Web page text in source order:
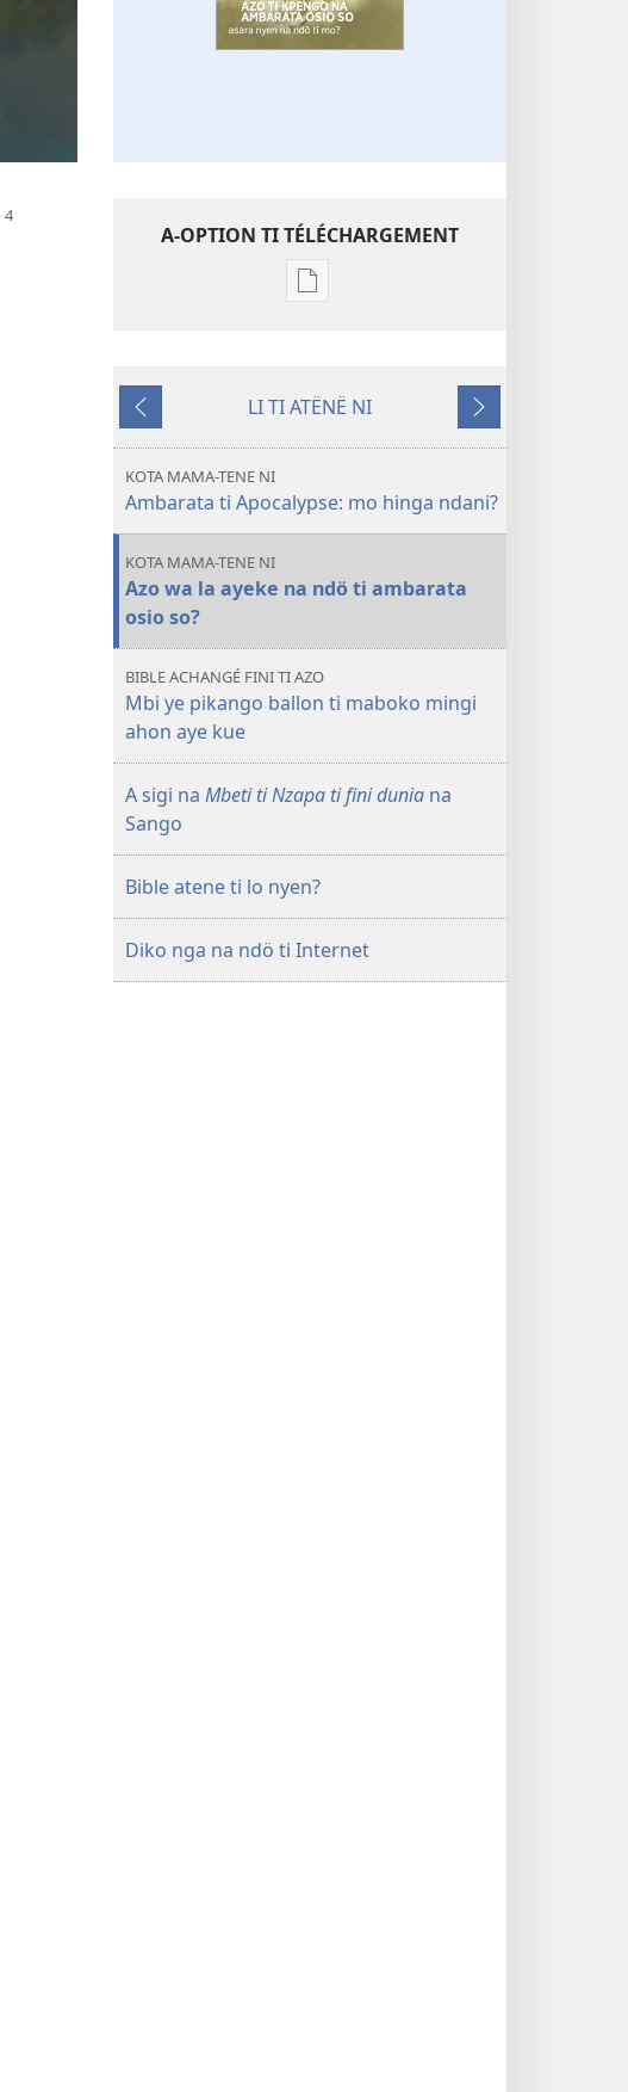
A-OPTION TI TÉLÉCHARGEMENT
A-
ti
TI
BA
Azo
na
ambarata
asara
nyen
ti
mo?
kozo
LI TI ATËNË NI
Ti
peko
KOTA MAMA-TENE NI
Ambarata ti Apocalypse: mo hinga ndani?
KOTA MAMA-TENE NI
Azo wa la ayeke na ndö ti ambarata
osio so?
BIBLE ACHANGÉ FINI TI AZO
Mbi ye pikango ballon ti maboko mingi
ahon aye kue
A sigi na Mbeti ti Nzapa ti fini dunia na
Sango
Bible atene ti lo nyen?
Diko nga na ndö ti Internet